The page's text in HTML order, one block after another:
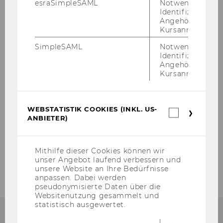
Forschung
Publikationen
esraSimpleSAML
Notwendig zur
Identifizierung
Angehörige/r für
Kursanmeldung.
SimpleSAML
Notwendig zur
Identifizierung
Angehörige/r für
Kursanmeldung.
WEBSTATISTIK COOKIES (INKL. US-
ANBIETER)
Mithilfe dieser Cookies können wir
unser Angebot laufend verbessern und
unsere Website an Ihre Bedürfnisse
anpassen. Dabei werden
pseudonymisierte Daten über die
Websitenutzung gesammelt und
statistisch ausgewertet.